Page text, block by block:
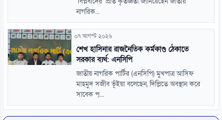
নাগরিক...
০৭ আগস্ট ২০২৬
শেখ হাসিনার রাজনৈতিক কর্মকাণ্ড ঠেকাতে
সরকার ব্যর্থ: এনসিপি
জাতীয় নাগরিক পার্টির (এনসিপি) মুখপাত্র আসিফ
মাহমুদ সজীব ভূঁইয়া বলেছেন, দিল্লিতে অবস্থান করে
সাবেক প্...